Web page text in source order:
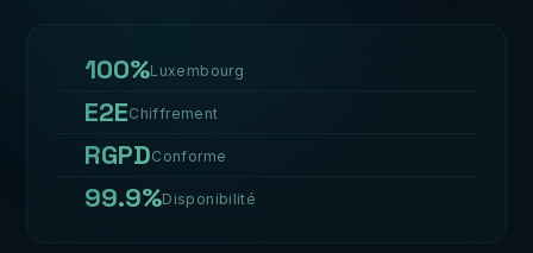
100%Luxembourg
E2EChiffrement
RGPDConforme
99.9%Disponibilité